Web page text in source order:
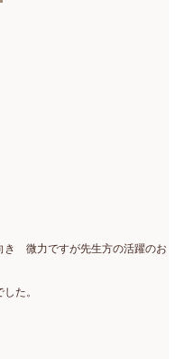
き 微力ですが先生方の活躍のお
た。